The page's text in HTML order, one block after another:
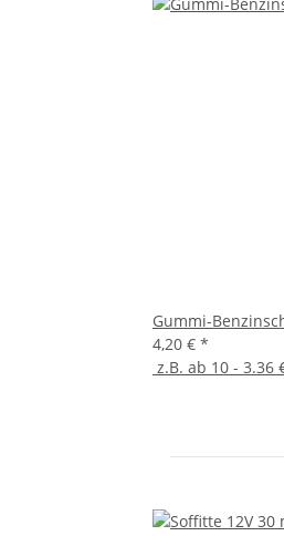
Gummi-
4,20 € *
z.B. ab 10 - 3.36